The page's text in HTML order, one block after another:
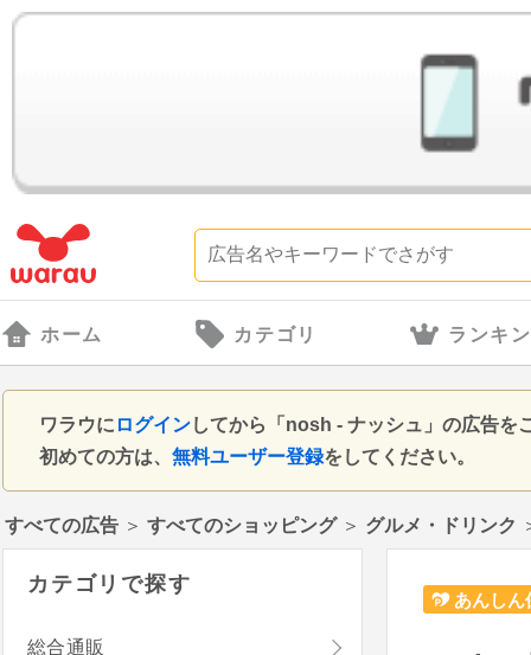
ホーム カテゴリ ランキ
ワラウに ログインしてから「nosh - ナッシュ」の広告を
初めての方は、 無料ユーザー登録をしてください。
すべての広告 ＞ すべてのショッピング＞ グルメ・ドリンク
あんしん
カテゴリで探す
総合通販